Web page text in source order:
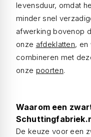
levensduur, omdat
minder snel
afwerking bovenop
onze afdeklatten, en
combineren met
onze poorten.
Waarom een
De keuze voor een